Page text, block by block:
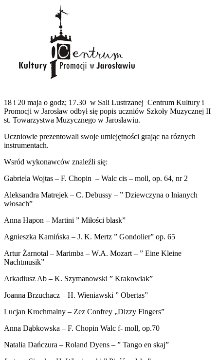
18 i 20 maja o godz; 17.30 w Sali Lustrzanej Centrum Kultury i
Promocji w Jarosław odbył się popis uczniów Szkoły Muzycznej II
st. Towarzystwa Muzycznego w Jarosławiu.
Uczniowie prezentowali swoje umiejętności grając na róznych
instrumentach.
Wsród wykonawców znaleźli się:
Gabriela Wojtas – F. Chopin – Walc cis – moll, op. 64, nr 2
Aleksandra Matrejek – C. Debussy – ” Dziewczyna o lnianych
włosach”
Anna Hapon – Martini ” Miłości blask”
Agnieszka Kamińska – J. K. Mertz ” Gondolier” op. 65
Artur Żarnotal – Marimba – W.A. Mozart – ” Eine Kleine
Nachtmusik”
Arkadiusz Ab – K. Szymanowski ” Krakowiak”
Joanna Brzuchacz – H. Wieniawski ” Obertas”
Lucjan Krochmalny – Zez Confrey „Dizzy Fingers”
Anna Dąbkowska – F. Chopin Walc f- moll, op.70
Natalia Dańczura – Roland Dyens – ” Tango en skaj”